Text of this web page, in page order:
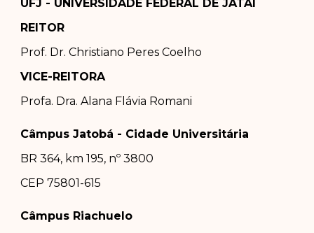
UFJ - UNIVERSIDADE FEDERAL DE JATAÍ
REITOR
Prof. Dr. Christiano Peres Coelho
VICE-REITORA
Profa. Dra. Alana Flávia Romani
Câmpus Jatobá - Cidade Universitária
BR 364, km 195, nº 3800
CEP 75801-615
Câmpus Riachuelo